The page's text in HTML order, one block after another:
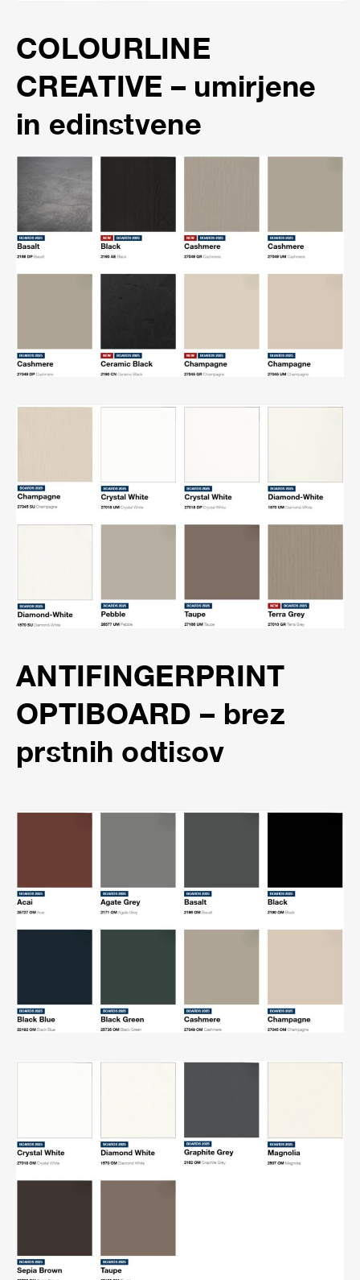
COLOURLINE
CREATIVE – umirjene
in edinstvene
ANTIFINGERPRINT
OPTIBOARD – brez
prstnih odtisov